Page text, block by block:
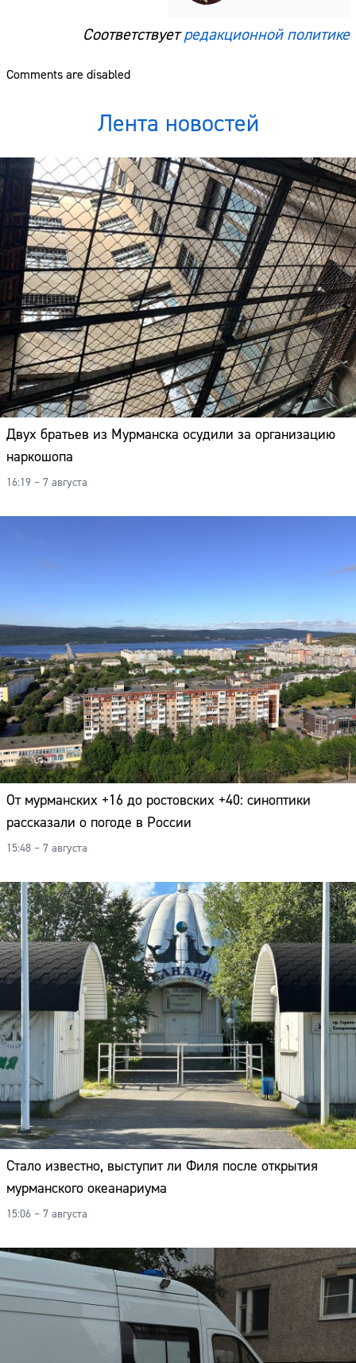
Соответствуетредакционной политике
Comments are disabled
Лента новостей
Двух братьев из Мурманска осудили за организацию
наркошопа
16:19 – 7 августа
От мурманских +16 до ростовских +40: синоптики
рассказали о погоде в России
15:48 – 7 августа
Стало известно, выступит ли Филя после открытия
мурманского океанариума
15:06 – 7 августа